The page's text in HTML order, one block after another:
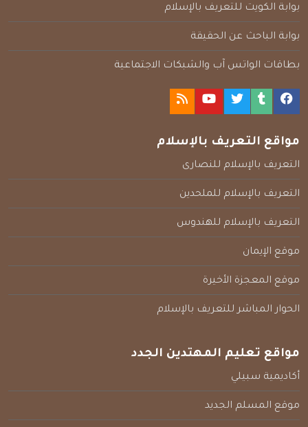
بوابة الكويت للتعريف بالإسلام
بوابة الباحث عن الحقيقة
بطاقات الواتس آب والشبكات الاجتماعية
مواقع التعريف بالإسلام
التعريف بالإسلام للنصارى
التعريف بالإسلام للملحدين
التعريف بالإسلام للهندوس
موقع الإيمان
موقع المعجزة الأخيرة
الحوار المباشر للتعريف بالإسلام
مواقع تعليم المهتدين الجدد
أكاديمية سبيلي
موقع المسلم الجديد